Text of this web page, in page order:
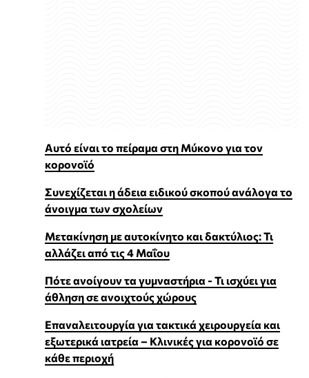
Αυτό είναι το πείραμα στη Μύκονο για τον
κορονοϊό
Συνεχίζεται η άδεια ειδικού σκοπού ανάλογα το
άνοιγμα των σχολείων
Μετακίνηση με αυτοκίνητο και δακτύλιος: Τι
αλλάζει από τις 4 Μαΐου
Πότε ανοίγουν τα γυμναστήρια - Τι ισχύει για
άθληση σε ανοιχτούς χώρους
Επαναλειτουργία για τακτικά χειρουργεία και
εξωτερικά ιατρεία – Κλινικές για κορονοϊό σε
κάθε περιοχή